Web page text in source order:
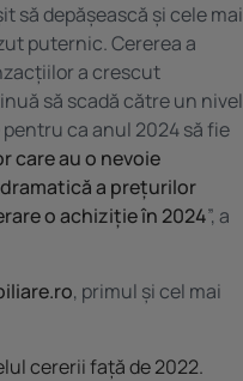
să depășească și cele mai
puternic. Cererea a
a crescut
să scadă către un nivel
ca anul 2024 să fie
care au o nevoie
a prețurilor
o achiziție în 2024”, a
, primul și cel mai
cererii față de 2022.